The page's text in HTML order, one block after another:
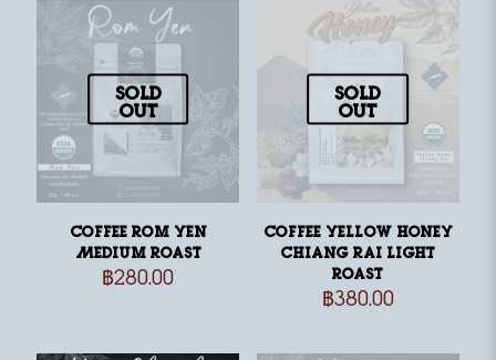
Sold
out
Coffee Rom Yen
Medium Roast
฿280.00
Sold
out
Coffee Yellow Honey
Chiang Rai Light
Roast
฿380.00